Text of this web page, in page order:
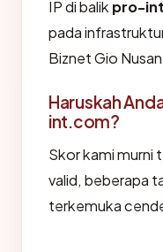
IP di balik pro-
pada
Biznet Gio
Haruskah
int.com?
Skor kami murni
valid, beberapa
terkemuka